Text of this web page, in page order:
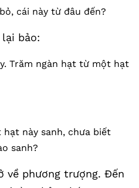
cái này từ đâu đến?
bảo:
Trăm ngàn hạt từ một hạt
này sanh, chưa biết
sanh?
về phương trượng. Đến